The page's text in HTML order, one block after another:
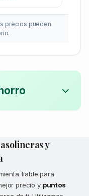
precios pueden
y
fiable para
precio y puntos